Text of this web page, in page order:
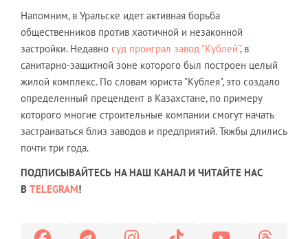
Напомним, в Уральске идет активная борьба
общественников против хаотичной и незаконной
застройки. Недавно суд проиграл завод "Кублей", в
санитарно-защитной зоне которого был построен целый
жилой комплекс. По словам юриста "Кублея", это создало
определенный прецендент в Казахстане, по примеру
которого многие строительные компании смогут начать
застраиваться близ заводов и предприятий. Тяжбы длились
почти три года.
ПОДПИСЫВАЙТЕСЬ НА НАШ КАНАЛ И ЧИТАЙТЕ НАС
В TELEGRAM!